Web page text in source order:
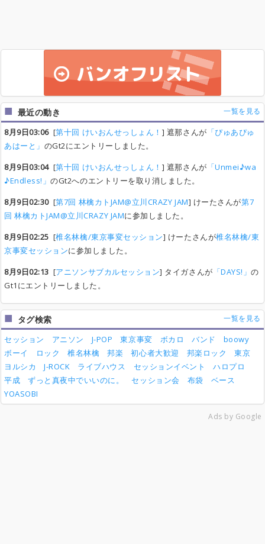
最近の動き 一覧を見る
8月9日03:06[第十回 けいおんせっしょん！ ] 遮那さんが 「ぴゅあぴゅ
あはーと」 のGt2にエントリーしました。
8月9日03:04[第十回 けいおんせっしょん！ ] 遮那さんが 「Unmei♪wa
♪Endless!」のGt2へのエントリーを取り消しました。
8月9日02:30[第7回 林檎カトJAM@立川CRAZY JAM] けーたさんが第7
回 林檎カトJAM@立川CRAZY JAMに参加しました。
8月9日02:25 [椎名林檎/東京事変セッション] けーたさんが椎名林檎/東
京事変セッションに参加しました。
8月9日02:13 [アニソンサブカルセッション] タイガさんが 「DAYS!」の
Gt1にエントリーしました。
タグ検索 一覧を見る
セッション アニソン J-POP 東京事変 ボカロ バンド
boowy
ボーイ
ロック 椎名林檎 邦楽 初心者大歓迎 邦楽ロック
東京
ヨルシカ
J-ROCK ライブハウス セッションイベント
ハロプロ
平成
ずっと真夜中でいいのに。 セッション会 布袋
ベース
YOASOBI
Ads by Google